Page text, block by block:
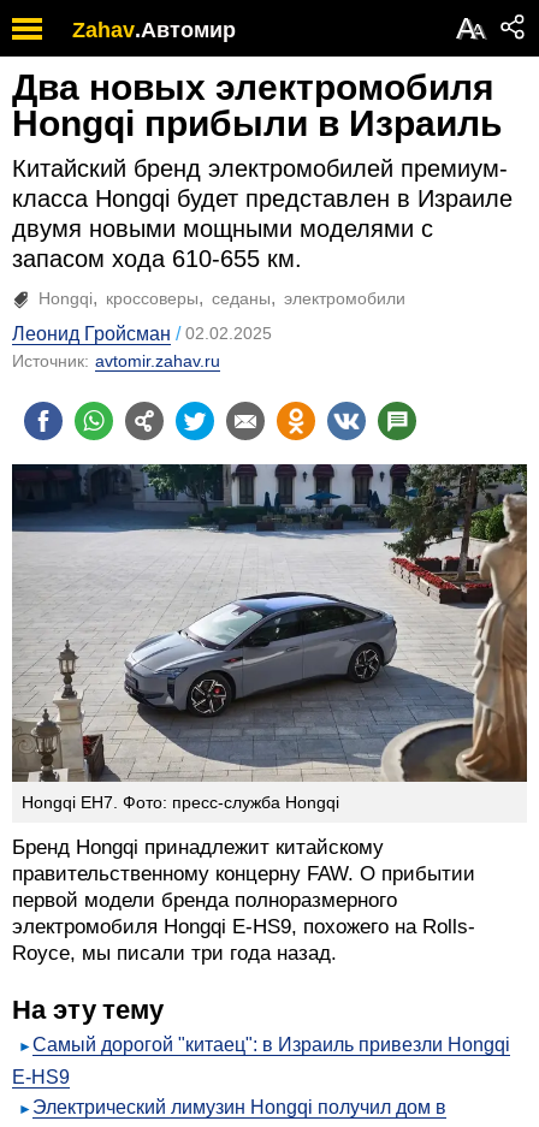
Zahav.Автомир АА
Два новых электромобиля
Hongqi прибыли в Израиль
Китайский бренд электромобилей премиум-
класса Hongqi будет представлен в Израиле
двумя новыми мощными моделями с
запасом хода 610-655 км.
Hongqi кроссоверы седаны электромобили
Леонид Гройсман
02.02.2025
Источник: avtomir.zahav.ru
Hongqi EH7. Фото: пресс-служба Hongqi
Бренд Hongqi принадлежит китайскому
правительственному концерну FAW. О прибытии
первой модели бренда полноразмерного
электромобиля Hongqi E-HS9, похожего на Rolls-
Royce, мы писали три года назад.
На эту тему
Самый дорогой "китаец": в Израиль привезли Hongqi
E-HS9
Электрический лимузин Hongqi получил дом в